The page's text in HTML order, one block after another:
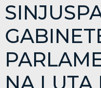
NA LUTA